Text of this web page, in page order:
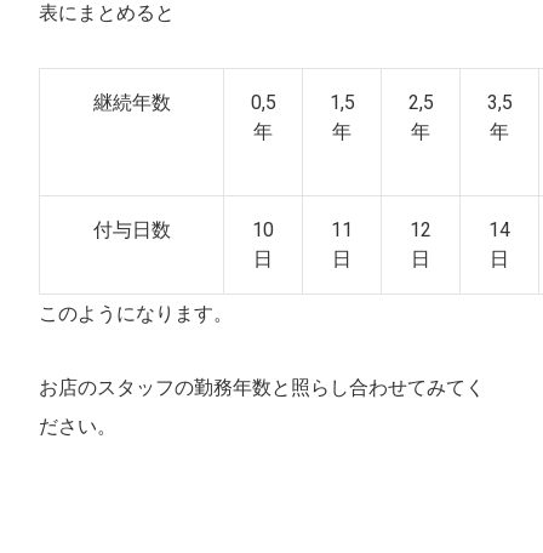
表にまとめると
継続年数
0,5
年
1,5
年
2,5
年
3,5
年
付与日数
10
日
11
日
12
日
14
日
このようになります。
お店のスタッフの勤務年数と照らし合わせてみてく
ださい。